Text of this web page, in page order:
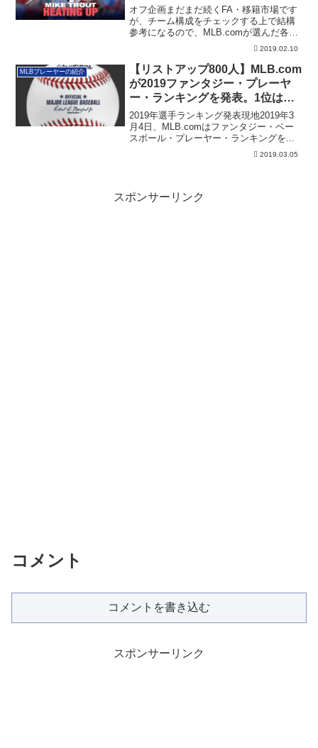
オフ企画まだまだ続くFA・移籍市場です
が、チーム構成をチェックする上で結構
参考になるので、MLB.comが選んだ各ポ
2019.02.10
MLBプレーヤーの紹介
【リストアップ800人】MLB.com
が2019ファンタジー・プレーヤ
ー・ランキングを発表。1位はや
っぱり、あの外野手
2019年選手ランキング発表現地2019年3
月4日、MLB.comはファンタジー・ベー
スボール・プレーヤー・ランキングを...
2019.03.05
スポンサーリンク
コメント
コメントを書き込む
スポンサーリンク